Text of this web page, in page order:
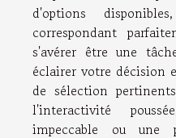
d'options
correspondant
s'avérer être une
éclairer votre décision
de sélection
l'interactivité
impeccable ou une